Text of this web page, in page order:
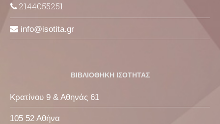
2144055251
info isotita gr
ΒΙΒΛΙΟΘΗΚΗ ΙΣΟΤΗΤΑΣ
Κρατίνου 9 & Αθηνάς 61
105 52 Αθήνα